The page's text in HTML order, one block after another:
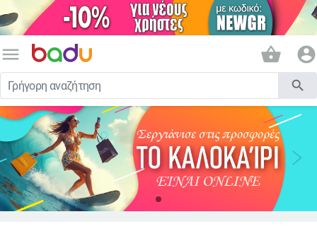
menu shopping_basket account_circle
search